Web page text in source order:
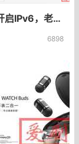
联通光猫开启IPv6，老毛子Padavan路由器固件开启IPv6,Padavan安装6relayd实现IPv6转发
6898